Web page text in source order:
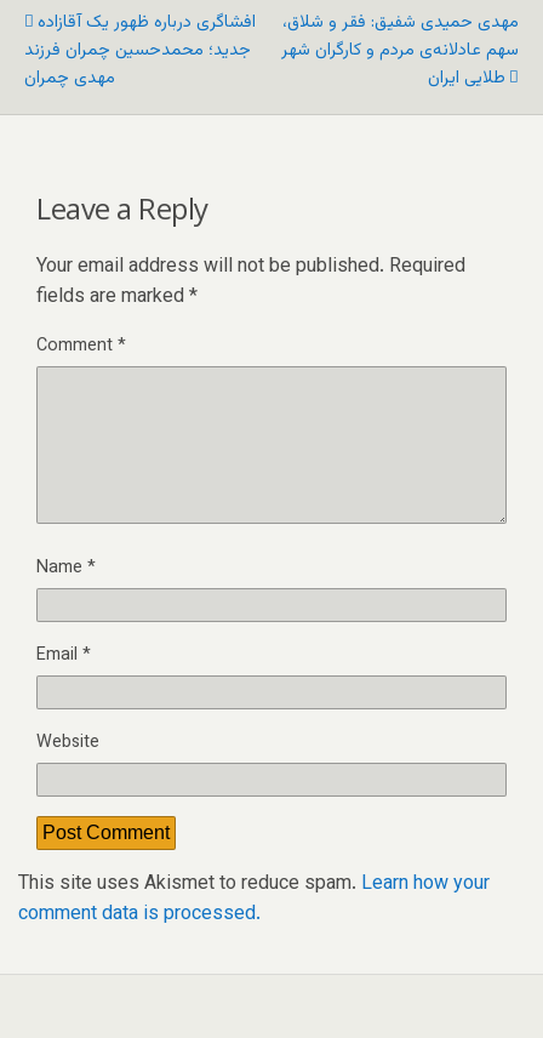
افشاگری درباره ظهور یک آقازاده
جدید؛ محمدحسین چمران فرزند
مهدی چمران
مهدی حمیدی شفیق: فقر و شلاق،
سهم عادلانه‌ی مردم و کارگران شهر
طلایی ایران
Leave a Reply
Your email address will not be published. Required
fields are marked *
Comment*
Name *
Email *
Website
This site uses Akismet to reduce spam. Learn how your
comment data is processed.